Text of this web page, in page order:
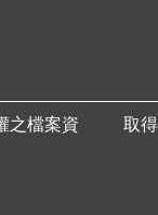
之檔案資
取